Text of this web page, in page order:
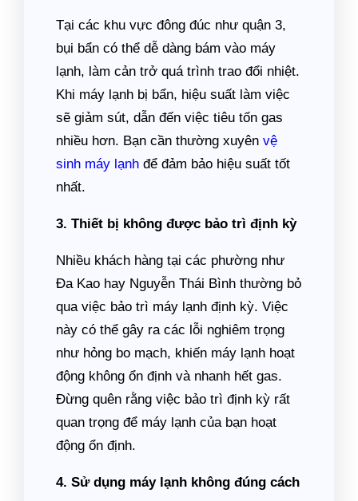
Tại các khu vực đông đúc như quận 3,
bụi bẩn có thể dễ dàng bám vào máy
lạnh, làm cản trở quá trình trao đổi nhiệt.
Khi máy lạnh bị bẩn, hiệu suất làm việc
sẽ giảm sút, dẫn đến việc tiêu tốn gas
nhiều hơn. Bạn cần thường xuyên vệ
sinh máy lạnh để đảm bảo hiệu suất tốt
nhất.
3. Thiết bị không được bảo trì định kỳ
Nhiều khách hàng tại các phường như
Đa Kao hay Nguyễn Thái Bình thường bỏ
qua việc bảo trì máy lạnh định kỳ. Việc
này có thể gây ra các lỗi nghiêm trọng
như hỏng bo mạch, khiến máy lạnh hoạt
động không ổn định và nhanh hết gas.
Đừng quên rằng việc bảo trì định kỳ rất
quan trọng để máy lạnh của bạn hoạt
động ổn định.
4. Sử dụng máy lạnh không đúng cách